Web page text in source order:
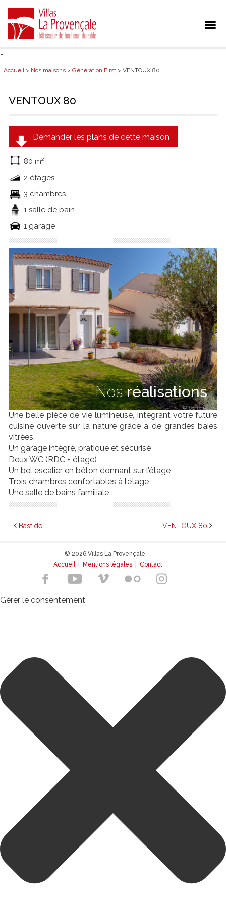
-
Accueil> Nos maisons > Génération First > VENTOUX 80
VENTOUX 80
Demander les plans de cette maison
80 m²
2 étages
3 chambres
1 salle de bain
1 garage
Nosréalisations
Une belle pièce de vie lumineuse, intégrant votre future
cuisine ouverte sur la nature grâce à de grandes baies
vitrées.
Un garage intégré, pratique et sécurisé
Deux WC (RDC + étage)
Un bel escalier en béton donnant sur l’étage
Trois chambres confortables à l’étage
Une salle de bains familiale
Bastide VENTOUX 80
© 2026 Villas La Provençale.
Accueil| Mentions légales Contact
Gérer le consentement